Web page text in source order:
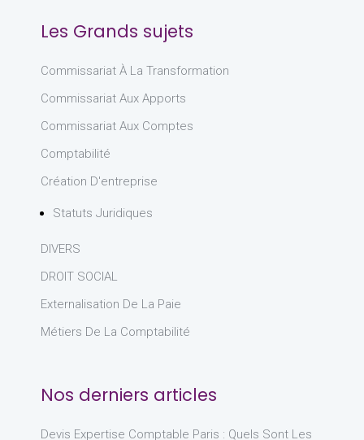
Les Grands sujets
Commissariat À La Transformation
Commissariat Aux Apports
Commissariat Aux Comptes
Comptabilité
Création D'entreprise
Statuts Juridiques
DIVERS
DROIT SOCIAL
Externalisation De La Paie
Métiers De La Comptabilité
Nos derniers articles
Devis Expertise Comptable Paris : Quels Sont Les